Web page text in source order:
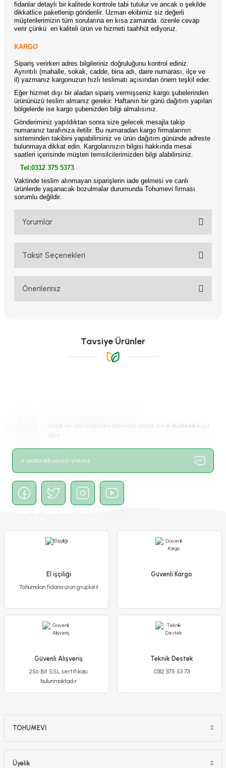
fidanlar detaylı bir kalitede kontrole tabi tutulur ve ancak o şekilde
dikkatlice paketlenip gönderilir. Uzman ekibimiz siz değerli
müşterilerimizin tüm sorularına en kısa zamanda özenle cevap
verir çünkü en kaliteli ürün ve hizmeti taahhüt ediyoruz.
KARGO
Sipariş verirken adres bilgileriniz doğruluğunu kontrol ediniz.
Ayrıntılı (mahalle, sokak, cadde, bina adı, daire numarası, ilçe ve
il) yazmanız kargonuzun hızlı teslimatı açısından önem teşkil eder.
Eğer hizmet dışı bir aladan sipariş vermişseniz kargo şubelerinden
ürününüzü teslim almanız gerekir. Haftanın bir günü dağıtım yapılan
bölgelerde ise kargo şubenizden bilgi almalısınız.
Gönderiminiz yapıldıktan sonra size gelecek mesajla takip
numaranız tarafınıza iletilir. Bu numaradan kargo firmalarının
sisteminden takibini yapabilirsiniz ve ürün dağıtım gününde adreste
bulunmaya dikkat edin. Kargolarınızın bilgisi hakkında mesai
saatleri içerisinde müşteri temsilcilerimizden bilgi alabilirsiniz.
Tel:0312 375 5373
Vaktinde teslim alınmayan siparişlerin iade gelmesi ve canlı
ürünlerde yaşanacak bozulmalar durumunda Tohumevi firması
sorumlu değildir.
Yorumlar
Bu ürüne ilk yorumu siz yapın!
Taksit Seçenekleri
Önerileriniz
Görüş ve önerileriniz için teşekkür ederiz.
Ürün resmi kalitesiz, bozuk veya görüntülenemiyor.
Gönder
Tavsiye Ürünler
Acem Borusu Sarmaşığı Fidanı - Campsis Radicans
Stokta Yok
YENİ
Gün Güzeli - Hemoracallis - Aten - Sarı
Fırsat ve indirimlerden haberdar olmak için e-bülten’e kayıt
olun!
El işçiliği
Tohumdan fidana ürün grupları!
Güvenli Kargo
Güvenli Alışveriş
256 Bit SSL sertifikası
bulunmaktadır
Teknik Destek
0312 375 53 73
TOHUMEVİ
Üyelik